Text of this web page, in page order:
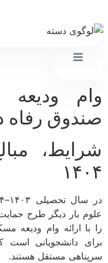
ودیعه
رفاه
بار دیگر طرح حمایت از
ارائه وام ودیعه
دانشجویانی است که
مستقل هستند.